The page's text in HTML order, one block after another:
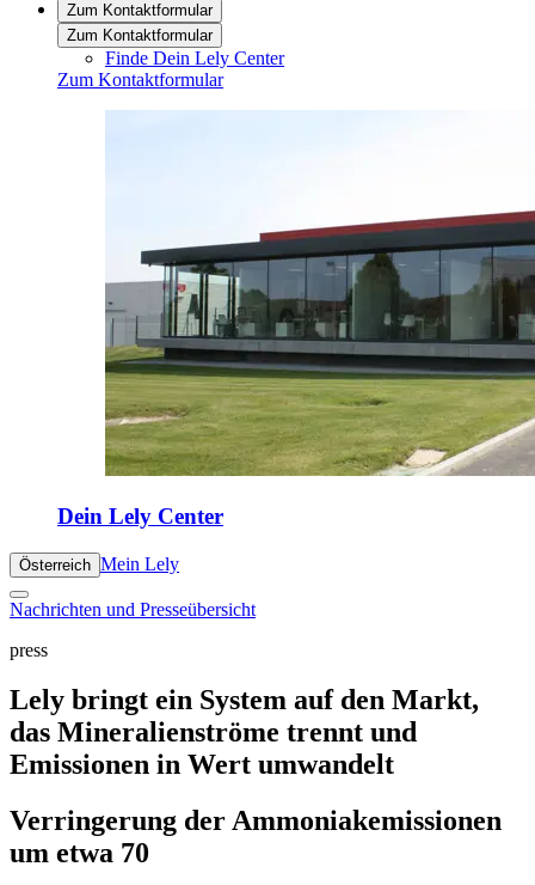
Zum Kontaktformular
Zum Kontaktformular
Finde Dein Lely Center
Zum Kontaktformular
Dein Lely Center
Österreich Mein Lely
Nachrichten und Presseübersicht
press
Lely bringt ein System auf den Markt,
das Mineralienströme trennt und
Emissionen in Wert umwandelt
Verringerung der Ammoniakemissionen
um etwa 70